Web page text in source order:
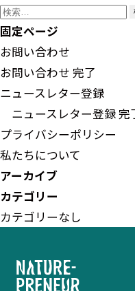
検
索:
固定ページ
お問い合わせ
お問い合わせ 完了
ニュースレター登録
ニュースレター登録 完
プライバシーポリシー
私たちについて
アーカイブ
カテゴリー
カテゴリーなし